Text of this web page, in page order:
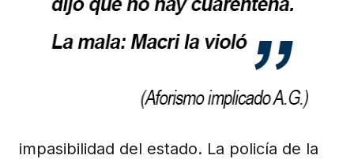
impasibilidad del estado. La policía de la